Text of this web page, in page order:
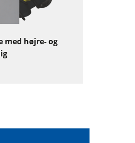
med højre- og